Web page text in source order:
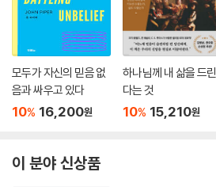
모두가 자신의 믿음 없
음과 싸우고 있다
10% 16,200원
하나님께 내 삶을 드린
다는 것
10% 15,210원
이 분야 신상품